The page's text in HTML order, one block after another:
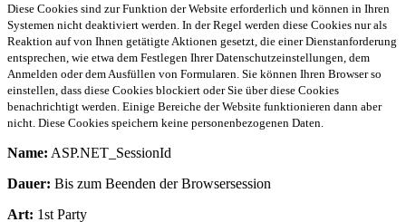
Diese Cookies sind zur Funktion der Website erforderlich und können in Ihren
Systemen nicht deaktiviert werden. In der Regel werden diese Cookies nur als
Reaktion auf von Ihnen getätigte Aktionen gesetzt, die einer Dienstanforderung
entsprechen, wie etwa dem Festlegen Ihrer Datenschutzeinstellungen, dem
Anmelden oder dem Ausfüllen von Formularen. Sie können Ihren Browser so
einstellen, dass diese Cookies blockiert oder Sie über diese Cookies
benachrichtigt werden. Einige Bereiche der Website funktionieren dann aber
nicht. Diese Cookies speichern keine personenbezogenen Daten.
Name: ASP.NET_SessionId
Dauer: Bis zum Beenden der Browsersession
Art: 1st Party